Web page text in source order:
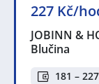
227 Kč/
JOBINN &
Blučina
181 –